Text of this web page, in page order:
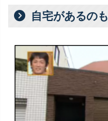
自宅があるの